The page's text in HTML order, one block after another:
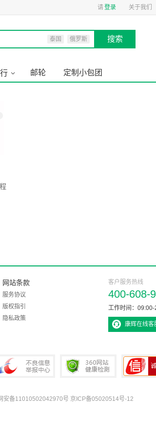
请登录 关于我们
泰国 俄罗斯 搜索
邮轮 定制小包团
网站条款
服务协议
版权指引
隐私政策
客户服务热线
400-608-
工作时间：
康辉在线客
安备11010502042970号 京ICP备05020514号-12